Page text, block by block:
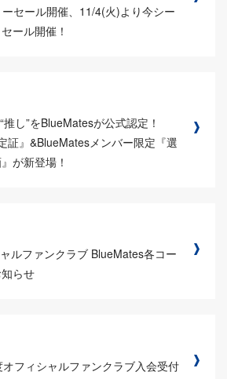
セール開催、11/4(火)より今シー
ール開催！
推し”をBlueMatesが公式認定！
証』&BlueMatesメンバー限定『選
が新登場！
ルファンクラブ BlueMates各コー
らせ
フィシャルファンクラブ入会受付